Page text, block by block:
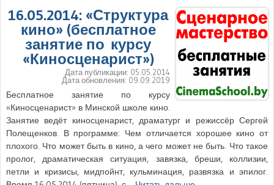
16.05.2014: «Структура
кино» (бесплатное
занятие по курсу
«Киносценарист»)
Дата публикации: 05.05.2014
Дата обновления: 09.09.2019
Бесплатное занятие по курсу
«Киносценарист» в Минской школе кино.
Занятие ведёт киносценарист, драматург и режиссёр Сергей
Полещенков. В программе: Чем отличается хорошее кино от
плохого. Что может быть в кино, а чего может не быть. Что такое
пролог, драматическая ситуация, завязка, бреши, коллизии,
петли и кризисы, мидпойнт, кульминация, развязка и эпилог.